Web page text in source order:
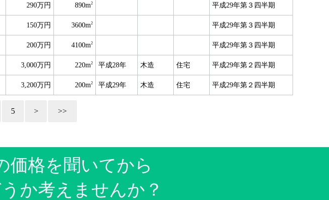
290万円 890m2 平成29年第３四半期
150万円 3600m2 平成29年第３四半期
200万円 4100m2 平成29年第３四半期
3,000万円 220m2 平成28年 木造 住宅 平成29年第２四半期
3,200万円 200m2 平成29年 木造 住宅 平成29年第２四半期
5 > >>
価格を聞いてから
か考えませんか？